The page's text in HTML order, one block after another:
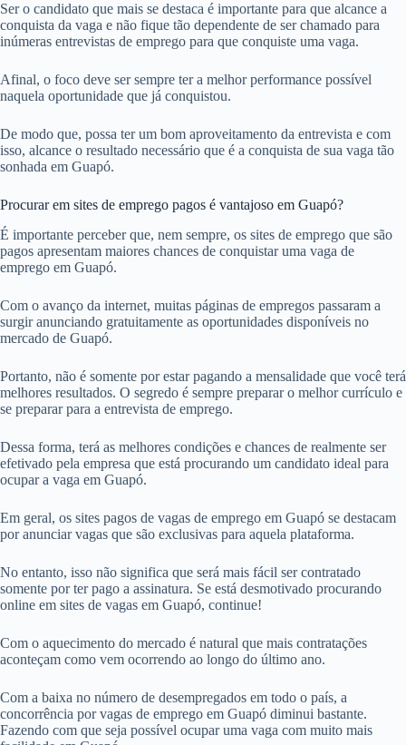
Ser o candidato que mais se destaca é importante para que alcance a
conquista da vaga e não fique tão dependente de ser chamado para
inúmeras entrevistas de emprego para que conquiste uma vaga.
Afinal, o foco deve ser sempre ter a melhor performance possível
naquela oportunidade que já conquistou.
De modo que, possa ter um bom aproveitamento da entrevista e com
isso, alcance o resultado necessário que é a conquista de sua vaga tão
sonhada em Guapó.
Procurar em sites de emprego pagos é vantajoso em Guapó?
É importante perceber que, nem sempre, os sites de emprego que são
pagos apresentam maiores chances de conquistar uma vaga de
emprego em Guapó.
Com o avanço da internet, muitas páginas de empregos passaram a
surgir anunciando gratuitamente as oportunidades disponíveis no
mercado de Guapó.
Portanto, não é somente por estar pagando a mensalidade que você terá
melhores resultados. O segredo é sempre preparar o melhor currículo e
se preparar para a entrevista de emprego.
Dessa forma, terá as melhores condições e chances de realmente ser
efetivado pela empresa que está procurando um candidato ideal para
ocupar a vaga em Guapó.
Em geral, os sites pagos de vagas de emprego em Guapó se destacam
por anunciar vagas que são exclusivas para aquela plataforma.
No entanto, isso não significa que será mais fácil ser contratado
somente por ter pago a assinatura. Se está desmotivado procurando
online em sites de vagas em Guapó, continue!
Com o aquecimento do mercado é natural que mais contratações
aconteçam como vem ocorrendo ao longo do último ano.
Com a baixa no número de desempregados em todo o país, a
concorrência por vagas de emprego em Guapó diminui bastante.
Fazendo com que seja possível ocupar uma vaga com muito mais